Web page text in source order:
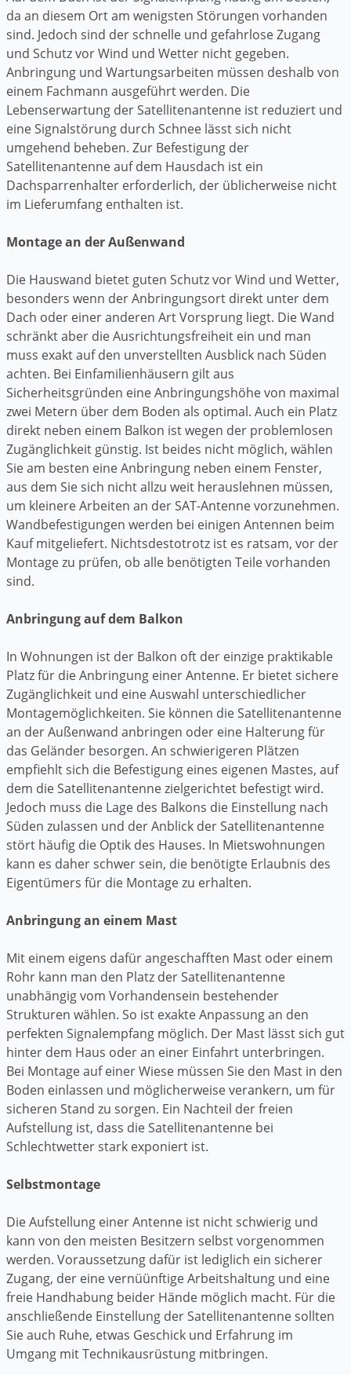
da an diesem Ort am wenigsten Störungen vorhanden
sind. Jedoch sind der schnelle und gefahrlose Zugang
und Schutz vor Wind und Wetter nicht gegeben.
Anbringung und Wartungsarbeiten müssen deshalb von
einem Fachmann ausgeführt werden. Die
Lebenserwartung der Satellitenantenne ist reduziert und
eine Signalstörung durch Schnee lässt sich nicht
umgehend beheben. Zur Befestigung der
Satellitenantenne auf dem Hausdach ist ein
Dachsparrenhalter erforderlich, der üblicherweise nicht
im Lieferumfang enthalten ist.
Montage an der Außenwand
Die Hauswand bietet guten Schutz vor Wind und Wetter,
besonders wenn der Anbringungsort direkt unter dem
Dach oder einer anderen Art Vorsprung liegt. Die Wand
schränkt aber die Ausrichtungsfreiheit ein und man
muss exakt auf den unverstellten Ausblick nach Süden
achten. Bei Einfamilienhäusern gilt aus
Sicherheitsgründen eine Anbringungshöhe von maximal
zwei Metern über dem Boden als optimal. Auch ein Platz
direkt neben einem Balkon ist wegen der problemlosen
Zugänglichkeit günstig. Ist beides nicht möglich, wählen
Sie am besten eine Anbringung neben einem Fenster,
aus dem Sie sich nicht allzu weit herauslehnen müssen,
um kleinere Arbeiten an der SAT-Antenne vorzunehmen.
Wandbefestigungen werden bei einigen Antennen beim
Kauf mitgeliefert. Nichtsdestotrotz ist es ratsam, vor der
Montage zu prüfen, ob alle benötigten Teile vorhanden
sind.
Anbringung auf dem Balkon
In Wohnungen ist der Balkon oft der einzige praktikable
Platz für die Anbringung einer Antenne. Er bietet sichere
Zugänglichkeit und eine Auswahl unterschiedlicher
Montagemöglichkeiten. Sie können die Satellitenantenne
an der Außenwand anbringen oder eine Halterung für
das Geländer besorgen. An schwierigeren Plätzen
empfiehlt sich die Befestigung eines eigenen Mastes, auf
dem die Satellitenantenne zielgerichtet befestigt wird.
Jedoch muss die Lage des Balkons die Einstellung nach
Süden zulassen und der Anblick der Satellitenantenne
stört häufig die Optik des Hauses. In Mietswohnungen
kann es daher schwer sein, die benötigte Erlaubnis des
Eigentümers für die Montage zu erhalten.
Anbringung an einem Mast
Mit einem eigens dafür angeschafften Mast oder einem
Rohr kann man den Platz der Satellitenantenne
unabhängig vom Vorhandensein bestehender
Strukturen wählen. So ist exakte Anpassung an den
perfekten Signalempfang möglich. Der Mast lässt sich gut
hinter dem Haus oder an einer Einfahrt unterbringen.
Bei Montage auf einer Wiese müssen Sie den Mast in den
Boden einlassen und möglicherweise verankern, um für
sicheren Stand zu sorgen. Ein Nachteil der freien
Aufstellung ist, dass die Satellitenantenne bei
Schlechtwetter stark exponiert ist.
Selbstmontage
Die Aufstellung einer Antenne ist nicht schwierig und
kann von den meisten Besitzern selbst vorgenommen
werden. Voraussetzung dafür ist lediglich ein sicherer
Zugang, der eine vernüünftige Arbeitshaltung und eine
freie Handhabung beider Hände möglich macht. Für die
anschließende Einstellung der Satellitenantenne sollten
Sie auch Ruhe, etwas Geschick und Erfahrung im
Umgang mit Technikausrüstung mitbringen.